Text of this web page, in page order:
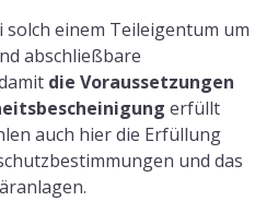
solch einem Teileigentum um
abschließbare
die Voraussetzungen
erfüllt
auch hier die Erfüllung
und das